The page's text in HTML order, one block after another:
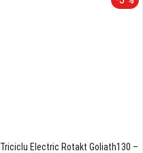
Triciclu Electric Rotakt Goliath130 –